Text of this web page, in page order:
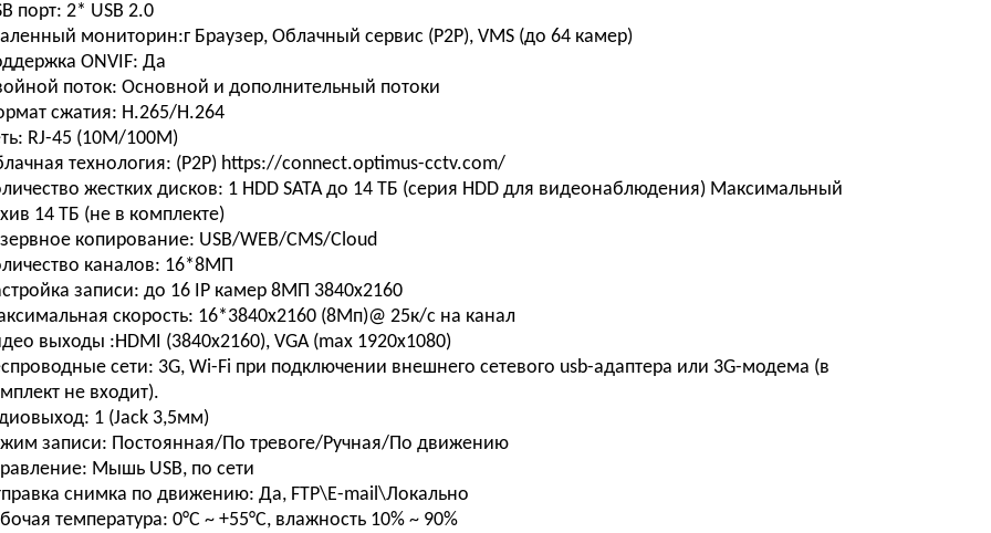
порт: 2* USB 2.0
мониторин:г Браузер, Облачный сервис (P2P), VMS (до 64 камер)
ONVIF: Да
поток: Основной и дополнительный потоки
сжатия: H.265/H.264
RJ-45 (10M/100M)
технология: (P2P) https://connect.optimus-cctv.com/
жестких дисков: 1 HDD SATA до 14 ТБ (серия HDD для видеонаблюдения) Максимальный
14 ТБ (не в комплекте)
копирование: USB/WEB/CMS/Cloud
каналов: 16*8МП
записи: до 16 IP камер 8МП 3840х2160
скорость: 16*3840х2160 (8Мп)@ 25к/с на канал
выходы :HDMI (3840х2160), VGA (max 1920х1080)
сети: 3G, Wi-Fi при подключении внешнего сетевого usb-адаптера или 3G-модема (в
не входит).
1 (Jack 3,5мм)
записи: Постоянная/По тревоге/Ручная/По движению
Мышь USB, по сети
снимка по движению: Да, FTP\E-mail\Локально
температура: 0°С ~ +55°С, влажность 10% ~ 90%